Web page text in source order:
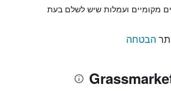
מקומיים ועמלות שיש לשלם בעת
הבטחה